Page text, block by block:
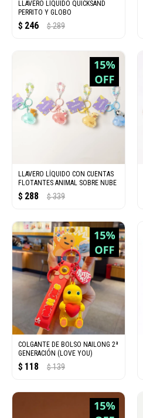
LLAVERO LÍQUIDO QUICKSAND
PERRITO Y GLOBO
$ 246 $ 289
LLAVERO LÍQUIDO CON CUENTAS
FLOTANTES ANIMAL SOBRE NUBE
$ 288 $ 339
COLGANTE DE BOLSO NAILONG 2ª
GENERACIÓN (LOVE YOU)
$ 118 $ 139